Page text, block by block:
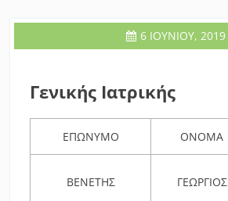
6 ΙΟΥΝΊΟΥ, 2019
Γενικής Ιατρικής
ΕΠΩΝΥΜΟ ΟΝΟΜΑ
ΒΕΝΕΤΗΣ ΓΕΩΡΓΙΟΣ